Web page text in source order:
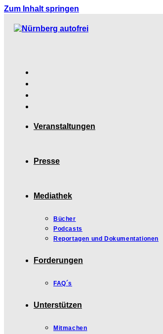
Zum Inhalt springen
Veranstaltungen
Presse
Mediathek
Bücher
Podcasts
Reportagen und Dokumentationen
Forderungen
FAQ´s
Unterstützen
Mitmachen